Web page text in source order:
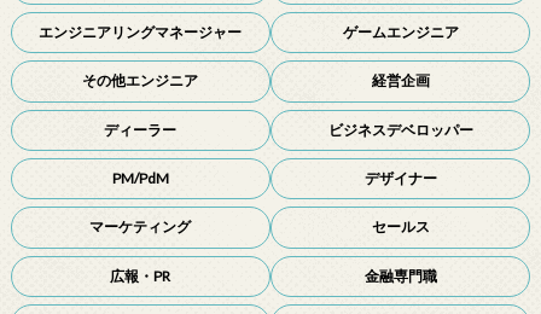
エンジニアリングマネージャー ゲームエンジニア
その他エンジニア 経営企画
ディーラー ビジネスデベロッパー
PM/PdM デザイナー
マーケティング セールス
広報・PR 金融専門職